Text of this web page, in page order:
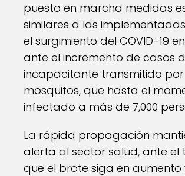
puesto en marcha medidas
similares a las
el surgimiento del COVID-19
ante el incremento de casos
incapacitante transmitido por
mosquitos, que hasta el
infectado a más de 7,000
La rápida propagación
alerta al sector salud, ante el
que el brote siga en aumento